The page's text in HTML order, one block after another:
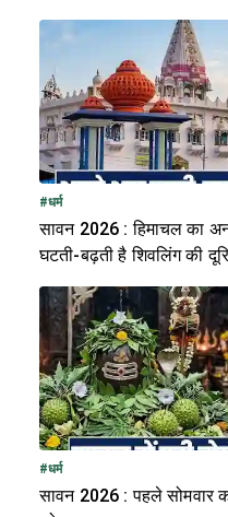
#धर्म
सावन 2026 : हिमाचल का
घटती-बढ़ती है शिवलिंग की
#धर्म
सावन 2026 : पहले सोमवार